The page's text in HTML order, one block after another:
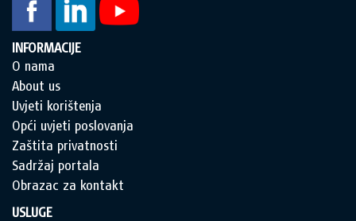
INFORMACIJE
O nama
About us
Uvjeti korištenja
Opći uvjeti poslovanja
Zaštita privatnosti
Sadržaj portala
Obrazac za kontakt
USLUGE